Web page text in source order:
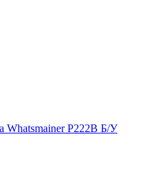
Whatsmainer P222B Б/У